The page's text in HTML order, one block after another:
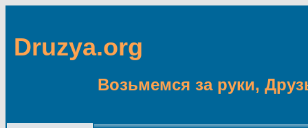
Druzya.org
Возьмемся за руки,